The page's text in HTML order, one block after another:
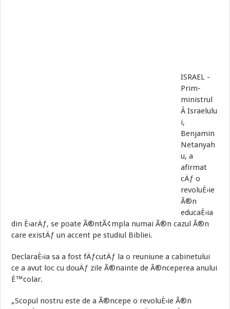
ISRAEL -
Prim-
ministrul
Â Israelulu
i,
Benjamin
Netanyah
u, a
afirmat
cÄƒ o
revoluÈ›ie
Ã®n
educaÈ›ia
din È›arÄƒ, se poate Ã®ntÃ¢mpla numai Ã®n cazul Ã®n
care existÄƒ un accent pe studiul Bibliei.
DeclaraÈ›ia sa a fost fÄƒcutÄƒ la o reuniune a cabinetului
ce a avut loc cu douÄƒ zile Ã®nainte de Ã®nceperea anului
È™colar.
„Scopul nostru este de a Ã®ncepe o revoluÈ›ie Ã®n